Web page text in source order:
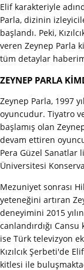
Elif karakteriyle
Parla, dizinin
başlandı. Peki,
veren Zeynep Parla
tüm detaylar
ZEYNEP PARLA
Zeynep Parla, 1997
oyuncudur. Tiyatro
başlamış olan
devam ettiren
Pera Güzel Sanatlar
Üniversitesi
Mezuniyet sonrası
yeteneğini artıran
deneyimini 2015
canlandırdığı
ise Türk televizyon
Kızılcık Şerbeti'de
kitlesi ile